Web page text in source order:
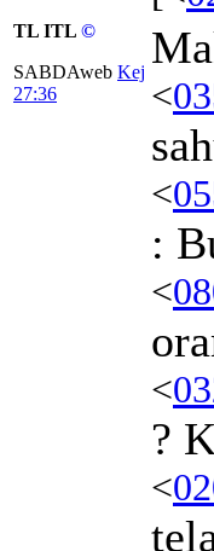
TL ITL ©
SABDAweb Kej
27:36
<
<
:
<
<
?
<